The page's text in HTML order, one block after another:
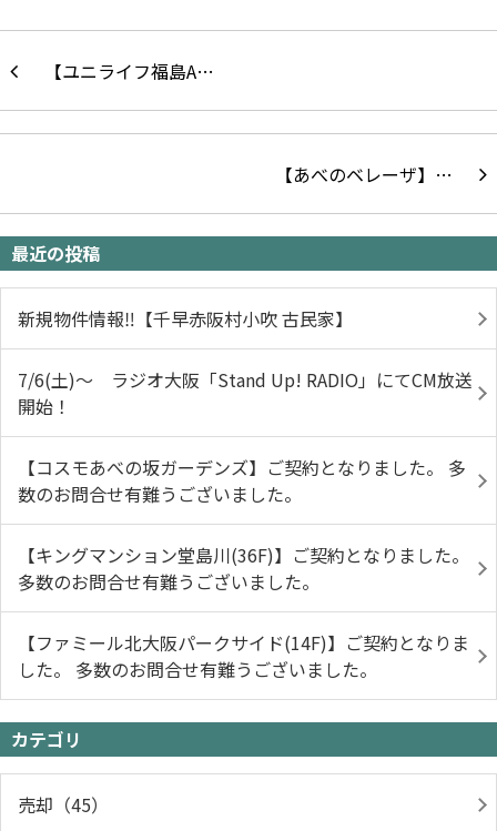
【ユニライフ福島A…
【あべのベレーザ】…
最近の投稿
新規物件情報‼【千早赤阪村小吹 古民家】
7/6(土)～ ラジオ大阪「Stand Up! RADIO」にてCM放送
開始！
【コスモあべの坂ガーデンズ】ご契約となりました。 多
数のお問合せ有難うございました。
【キングマンション堂島川(36F)】ご契約となりました。
多数のお問合せ有難うございました。
【ファミール北大阪パークサイド(14F)】ご契約となりま
した。 多数のお問合せ有難うございました。
カテゴリ
売却（45）